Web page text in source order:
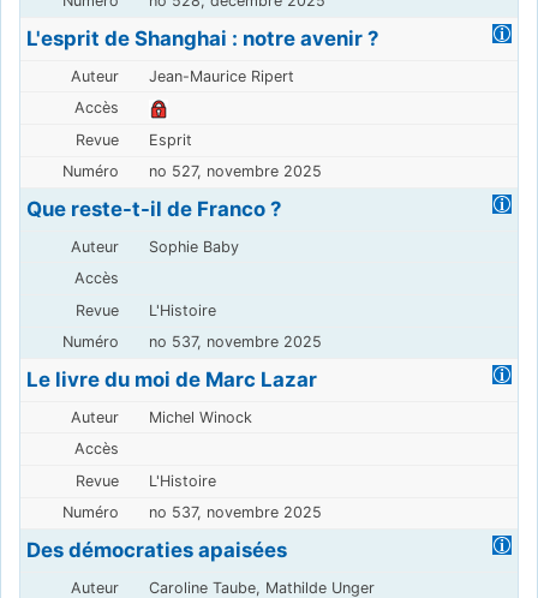
L'esprit de Shanghai : notre avenir ?
Jean-Maurice Ripert
Esprit
no 527, novembre 2025
Que reste-t-il de Franco ?
Sophie Baby
L'Histoire
no 537, novembre 2025
Le livre du moi de Marc Lazar
Michel Winock
L'Histoire
no 537, novembre 2025
Des démocraties apaisées
Caroline Taube, Mathilde Unger